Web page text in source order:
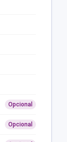
Opcional
Opcional